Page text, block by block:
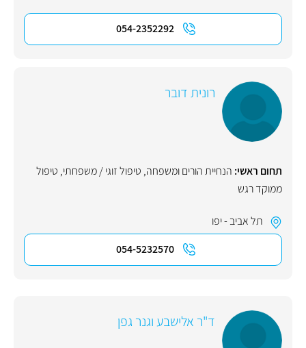
054-2352292
רונית דובר
תחום ראשי: הנחיית הורים ומשפחה, טיפול זוגי / משפחתי, טיפול
ממוקד רגש
תל אביב - יפו
054-5232570
ד"ר אלישבע וגנר גפן